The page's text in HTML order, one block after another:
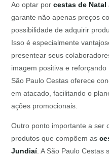
Ao optar porcestas de
garante não apenas preços
possibilidade de adquirir
Isso é especialmente
presentear seus
imagem positiva e
São Paulo Cestas oferece
em atacado, facilitando o
ações promocionais.
Outro ponto importante a ser
produtos que compõem as
Jundiaí. A São Paulo Cestas